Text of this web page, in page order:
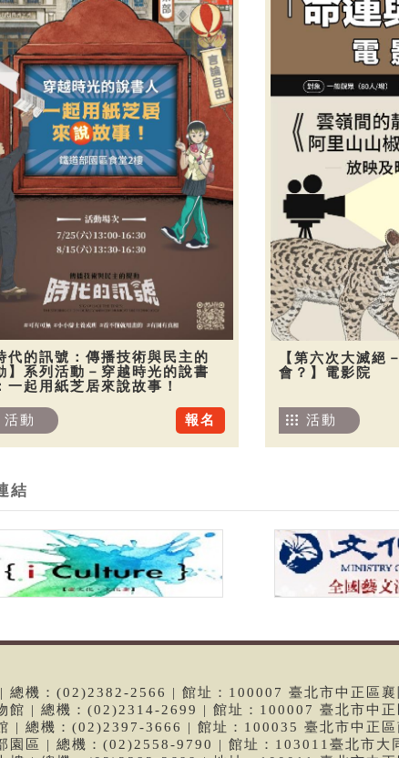
代的訊號：傳播技術與民主的
】系列活動－穿越時光的說書
一起用紙芝居來說故事！
報名
活動
【第六次大滅絕
會？】電影院
活動
結
總機：(02)2382-2566 | 館址：100007 臺北市中正區
館 | 總機：(02)2314-2699 | 館址：100007 臺北市中
| 總機：(02)2397-3666 | 館址：100035 臺北市中正區
園區 | 總機：(02)2558-9790 | 館址：103011臺北市大